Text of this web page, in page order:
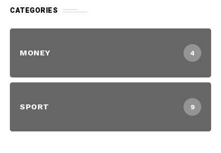
CATEGORIES
MONEY 4
SPORT 9